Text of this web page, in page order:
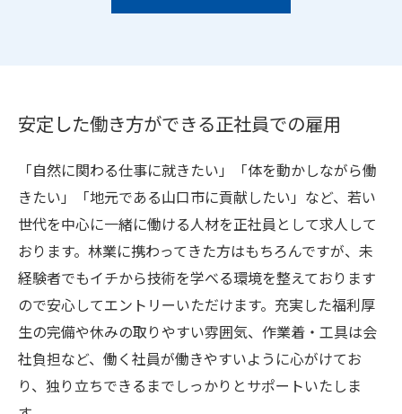
安定した働き方ができる正社員での雇用
「自然に関わる仕事に就きたい」「体を動かしながら働
きたい」「地元である山口市に貢献したい」など、若い
世代を中心に一緒に働ける人材を正社員として求人して
おります。林業に携わってきた方はもちろんですが、未
経験者でもイチから技術を学べる環境を整えております
ので安心してエントリーいただけます。充実した福利厚
生の完備や休みの取りやすい雰囲気、作業着・工具は会
社負担など、働く社員が働きやすいように心がけてお
り、独り立ちできるまでしっかりとサポートいたしま